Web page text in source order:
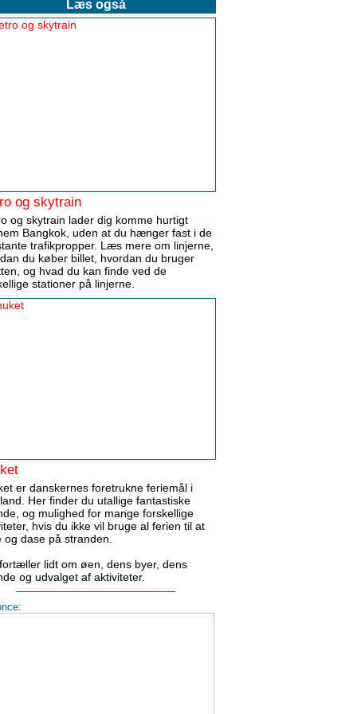
Læs også
og skytrain
og skytrain lader dig komme hurtigt
Bangkok, uden at du hænger fast i de
trafikpropper. Læs mere om linjerne,
du køber billet, hvordan du bruger
og hvad du kan finde ved de
stationer på linjerne.
er danskernes foretrukne feriemål i
Her finder du utallige fantastiske
og mulighed for mange forskellige
hvis du ikke vil bruge al ferien til at
og dase på stranden.
lidt om øen, dens byer, dens
og udvalget af aktiviteter.